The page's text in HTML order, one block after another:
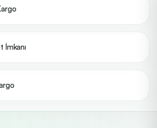
İmkanı